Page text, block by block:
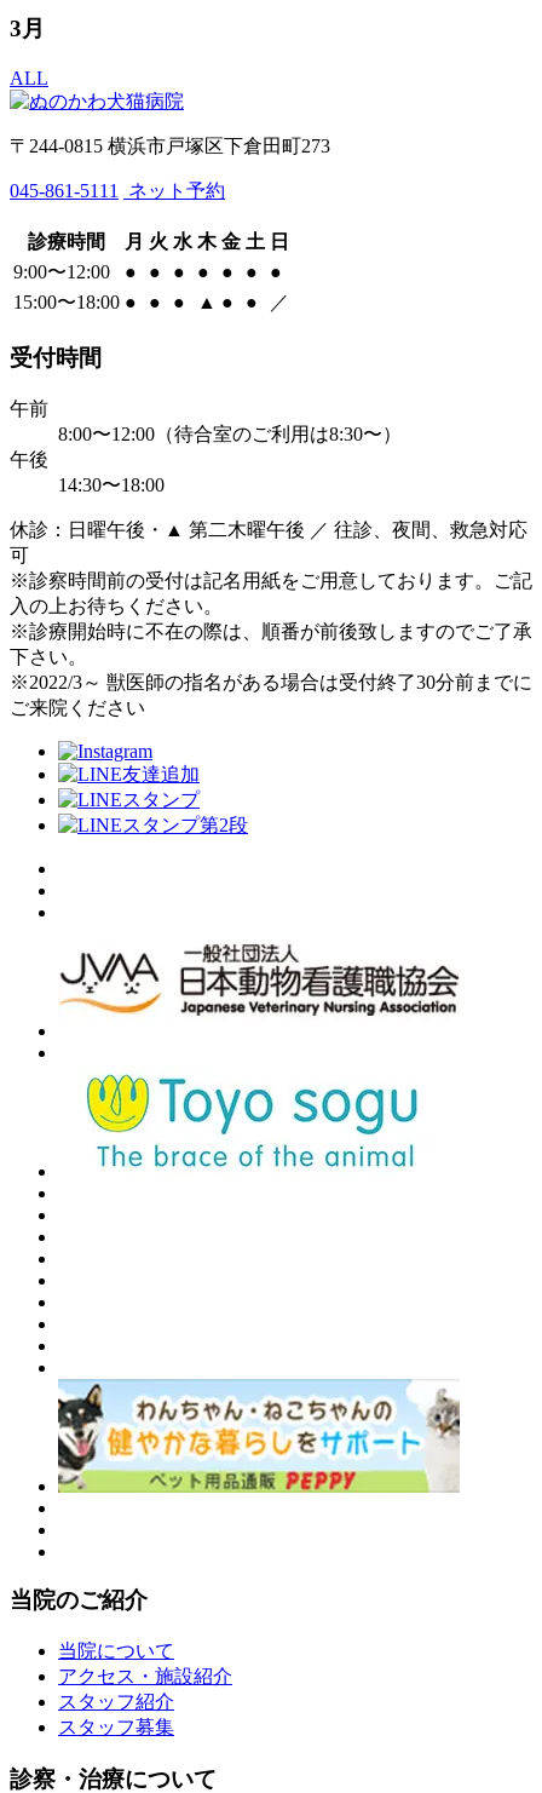
3月
ALL
〒244-0815 横浜市戸塚区下倉田町273
045-861-5111 ネット予約
診療時間 月 火 水 木 金 土 日
9:00〜12:00
● ● ● ● ● ●
●
15:00〜18:00 ● ● ● ▲ ● ● ／
受付時間
午前
8:00〜12:00（待合室のご利用は8:30〜）
午後
14:30〜18:00
休診：日曜午後・▲ 第二木曜午後 ／ 往診、夜間、救急対応
可
※診察時間前の受付は記名用紙をご用意しております。ご記
入の上お待ちください。
※診療開始時に不在の際は、順番が前後致しますのでご了承
下さい。
※2022/3～ 獣医師の指名がある場合は受付終了30分前までに
ご来院ください
当院のご紹介
当院について
アクセス・施設紹介
スタッフ紹介
スタッフ募集
診察・治療について